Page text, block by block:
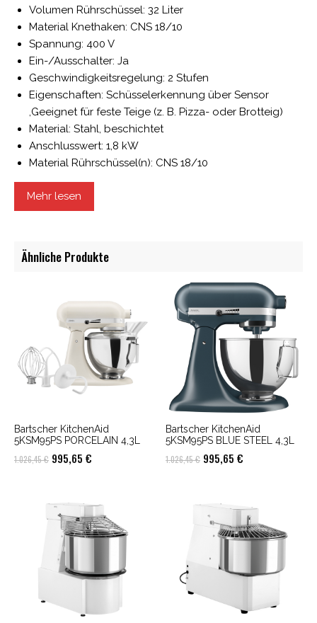
Volumen Rührschüssel: 32 Liter
Material Knethaken: CNS 18/10
Spannung: 400 V
Ein-/Ausschalter: Ja
Geschwindigkeitsregelung: 2 Stufen
Eigenschaften: Schüsselerkennung über Sensor
,Geeignet für feste Teige (z. B. Pizza- oder Brotteig)
Material: Stahl, beschichtet
Anschlusswert: 1,8 kW
Material Rührschüssel(n): CNS 18/10
Mehr lesen
Ähnliche Produkte
Bartscher KitchenAid
5KSM95PS PORCELAIN 4,3L
1.026,45€ Ursprünglicher
1.026,45 €
995,65 €
995,65 €.
Bartscher KitchenAid
5KSM95PS BLUE STEEL 4,3L
1.026,45€ Ursprünglicher
1.026,45 €
995,65 €
995,65 €.